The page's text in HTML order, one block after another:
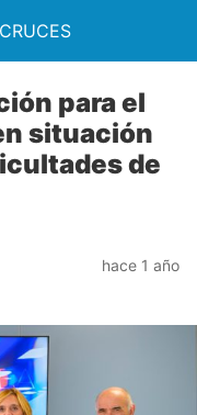
para el
situación
de
hace 1 año